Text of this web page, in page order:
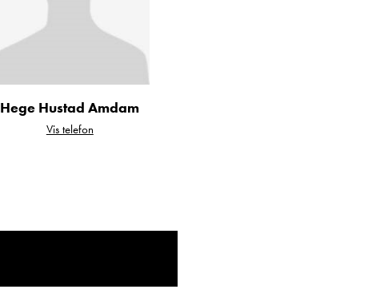
Hege Hustad Amdam
Vis telefon